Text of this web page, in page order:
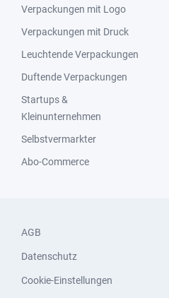
Verpackungen mit Logo
Verpackungen mit Druck
Leuchtende Verpackungen
Duftende Verpackungen
Startups &
Kleinunternehmen
Selbstvermarkter
Abo-Commerce
AGB
Datenschutz
Cookie-Einstellungen